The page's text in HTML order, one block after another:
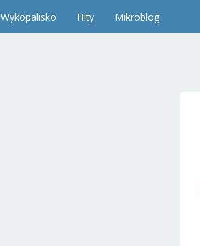
Wykopalisko Hity Mikroblog